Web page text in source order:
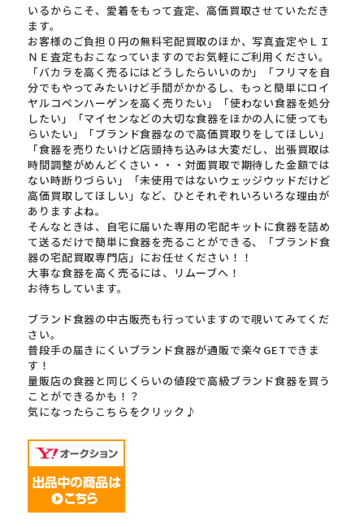
いるからこそ、愛着をもって査定、高価買取させていただき
ます。
お客様のご負担０円の無料宅配買取のほか、写真査定やＬＩ
ＮＥ査定もおこなっていますのでお気軽にご利用ください。
「バカラを高く売るにはどうしたらいいのか」「フリマを自
分でもやってみたいけど手間がかかるし、もっと簡単にロイ
ヤルコペンハーゲンを高く売りたい」「使わない食器を処分
したい」「マイセンなどの大切な食器をほかの人に使っても
らいたい」「ブランド食器なので高価買取りをしてほしい」
「食器を売りたいけど店頭持ち込みは大変だし、出張買取は
時間調整がめんどくさい・・・対面買取で期待した金額では
ない時断りづらい」「未使用ではないウェッジウッドだけど
高価買取してほしい」など、ひとそれぞれいろいろな理由が
ありますよね。
そんなときは、自宅に届いた専用の宅配キットに食器を詰め
て送るだけで簡単に食器を売ることができる、「ブランド食
器の宅配買取専門店」にお任せください！！
大事な食器を高く売るには、リムーブへ！
お待ちしています。
ブランド食器の中古販売も行っていますので覗いてみてくだ
さい。
普段手の届きにくいブランド食器が通販で楽々GETできま
す！
量販店の食器と同じくらいの値段で高級ブランド食器を買う
ことができるかも！？
気になったらこちらをクリック♪